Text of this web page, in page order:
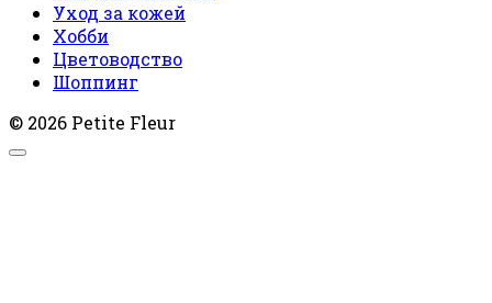
Уход за кожей
Хобби
Цветоводство
Шоппинг
© 2026 Petite Fleur